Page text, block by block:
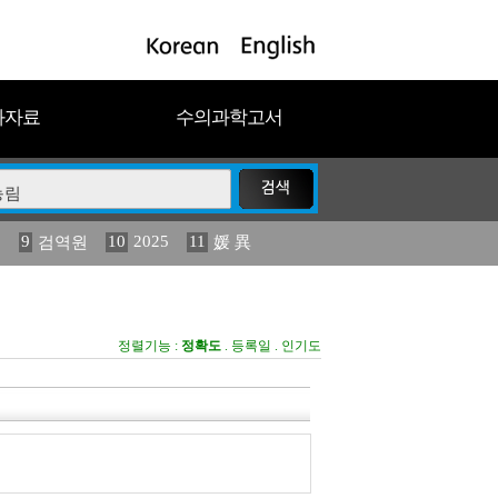
자료 수의과학고서
9 검역원 10 2025 11
媛 異
년도) 식물
19 농림수산
정렬기능 : 정확도. 등록일 . 인기도